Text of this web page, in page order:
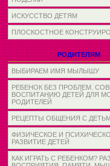
ИСКУССТВО ДЕТЯМ
ПЛОСКОСТНОЕ
РОДИТЕЛЯМ
ВЫБИРАЕМ ИМЯ МЫЛЫШУ
РЕБЕНОК БЕЗ ПРОБЛЕМ.
ВОСПИТАНИЮ ДЕТЕЙ ДЛЯ
РОДИТЕЛЕЙ
РЕЦЕПТЫ ОБЩЕНИЯ С
ФИЗИЧЕСКОЕ И
РАЗВИТИЕ ДЕТЕЙ
КАК ИГРАТЬ С РЕБЕНКОМ?